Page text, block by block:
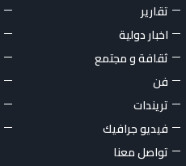
تقارير
اخبار دولية
ثقافة و مجتمع
فن
تريندات
فيديو جرافيك
تواصل معنا